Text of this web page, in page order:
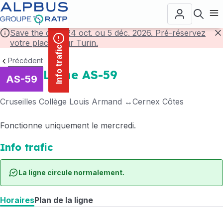
principal
Save the date! 24 oct. ou 5 déc. 2026. Pré-réservez
votre place pour Turin.
Info trafic
Précédent
AS-59 Ligne AS-59
Cruseilles Collège Louis Armand Cernex Côtes
Fonctionne uniquement le mercredi.
Info trafic
La ligne circule normalement.
HorairesPlan de la ligne
Panneau de gestion des cookies